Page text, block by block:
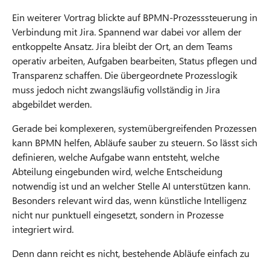
Ein weiterer Vortrag blickte auf BPMN-Prozesssteuerung in
Verbindung mit Jira. Spannend war dabei vor allem der
entkoppelte Ansatz. Jira bleibt der Ort, an dem Teams
operativ arbeiten, Aufgaben bearbeiten, Status pflegen und
Transparenz schaffen. Die übergeordnete Prozesslogik
muss jedoch nicht zwangsläufig vollständig in Jira
abgebildet werden.
Gerade bei komplexeren, systemübergreifenden Prozessen
kann BPMN helfen, Abläufe sauber zu steuern. So lässt sich
definieren, welche Aufgabe wann entsteht, welche
Abteilung eingebunden wird, welche Entscheidung
notwendig ist und an welcher Stelle AI unterstützen kann.
Besonders relevant wird das, wenn künstliche Intelligenz
nicht nur punktuell eingesetzt, sondern in Prozesse
integriert wird.
Denn dann reicht es nicht, bestehende Abläufe einfach zu